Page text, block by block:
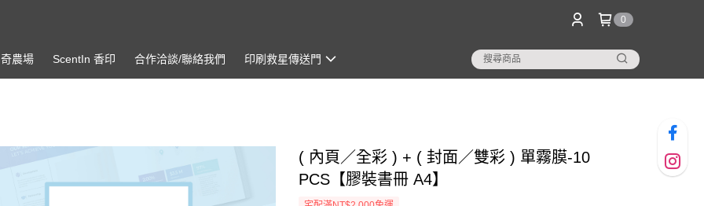
0
農場 ScentIn 香印 合作洽談/聯絡我們 印刷救星傳送門
( 內頁／全彩 ) + ( 封面／雙彩 ) 單霧膜-10
PCS【膠裝書冊 A4】